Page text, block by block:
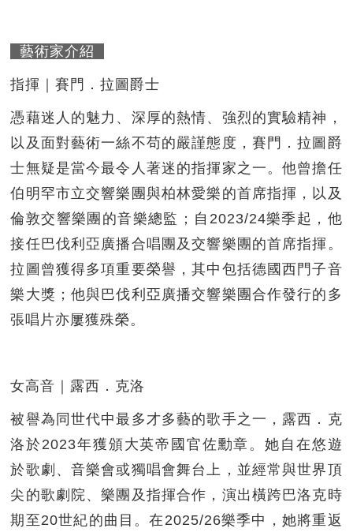
藝術家介紹
指揮｜賽門．拉圖爵士
憑藉迷人的魅力、深厚的熱情、強烈的實驗精神，
以及面對藝術一絲不苟的嚴謹態度，賽門．拉圖爵
士無疑是當今最令人著迷的指揮家之一。他曾擔任
伯明罕市立交響樂團與柏林愛樂的首席指揮，以及
倫敦交響樂團的音樂總監；自2023/24樂季起，他
接任巴伐利亞廣播合唱團及交響樂團的首席指揮。
拉圖曾獲得多項重要榮譽，其中包括德國西門子音
樂大獎；他與巴伐利亞廣播交響樂團合作發行的多
張唱片亦屢獲殊榮。
女高音｜露西．克洛
被譽為同世代中最多才多藝的歌手之一，露西．克
洛於2023年獲頒大英帝國官佐勳章。她自在悠遊
於歌劇、音樂會或獨唱會舞台上，並經常與世界頂
尖的歌劇院、樂團及指揮合作，演出橫跨巴洛克時
期至20世紀的曲目。在2025/26樂季中，她將重返